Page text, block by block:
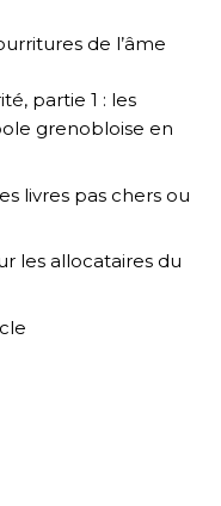
de l’âme
partie 1 : les
grenobloise en
livres pas chers ou
les allocataires du